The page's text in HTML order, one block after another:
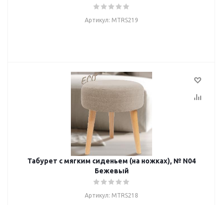
Артикул: MTRS219
Табурет с мягким сиденьем (на ножках), № N04
Бежевый
Артикул: MTRS218